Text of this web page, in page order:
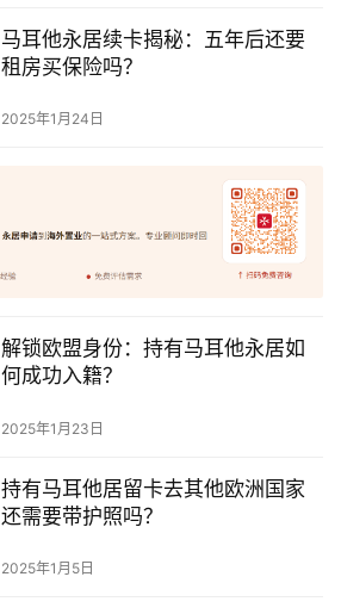
马耳他永居续卡揭秘：五年后还要
租房买保险吗？
2025年1月24日
解锁欧盟身份：持有马耳他永居如
何成功入籍？
2025年1月23日
持有马耳他居留卡去其他欧洲国家
还需要带护照吗？
2025年1月5日